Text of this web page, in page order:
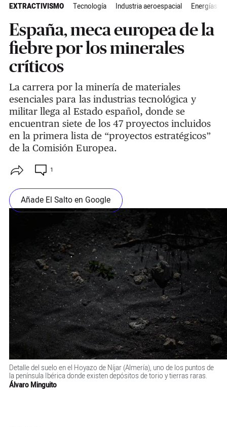
EXTRACTIVISMO Tecnología Industria aeroespacial Energías
España, meca europea de la
fiebre por los minerales
críticos
La carrera por la minería de materiales
esenciales para las industrias tecnológica y
militar llega al Estado español, donde se
encuentran siete de los 47 proyectos incluidos
en la primera lista de “proyectos estratégicos”
de la Comisión Europea.
1
Añade El Salto en Google
Detalle del suelo en el Hoyazo de Níjar (Almería), uno de los puntos de
la península Ibérica donde existen depósitos de torio y tierras raras.
Álvaro Minguito